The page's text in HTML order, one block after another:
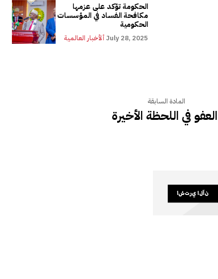
الحكومة تؤكد على عزمها
مكافحة الفساد في المؤسسات
الحكومية
ألأخبار العالمية July 28, 2025
المادة السابقة